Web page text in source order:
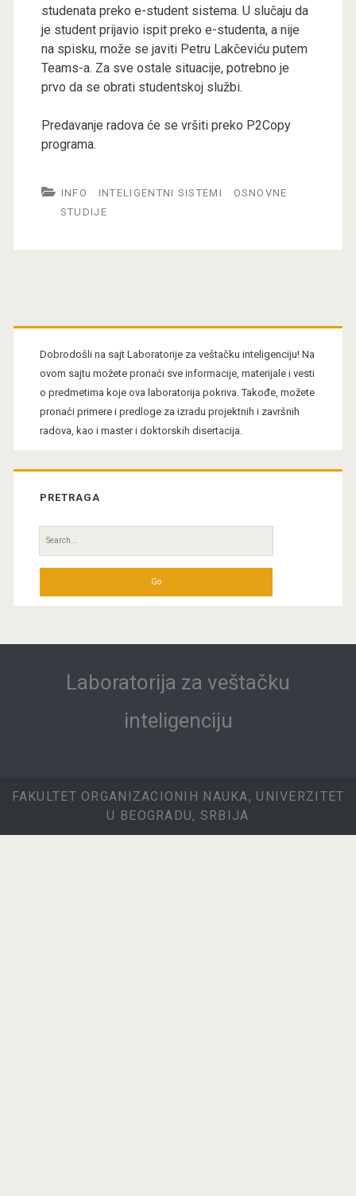
studenata preko e-student sistema. U slučaju da
je student prijavio ispit preko e-studenta, a nije
na spisku, može se javiti Petru Lakčeviću putem
Teams-a. Za sve ostale situacije, potrebno je
prvo da se obrati studentskoj službi.
Predavanje radova će se vršiti preko P2Copy
programa.
INFO INTELIGENTNI SISTEMI
OSNOVNE
STUDIJE
Primary
Sidebar
Dobrodošli na sajt Laboratorije za veštačku inteligenciju! Na
ovom sajtu možete pronaći sve informacije, materijale i vesti
o predmetima koje ova laboratorija pokriva. Takođe, možete
pronaći primere i predloge za izradu projektnih i završnih
radova, kao i master i doktorskih disertacija.
PRETRAGA
Search
for:
Laboratorija za veštačku
inteligenciju
FAKULTET ORGANIZACIONIH NAUKA, UNIVERZITET
U BEOGRADU, SRBIJA